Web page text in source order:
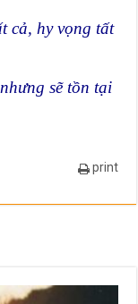
cả, hy vọng tất
sẽ tồn tại
print